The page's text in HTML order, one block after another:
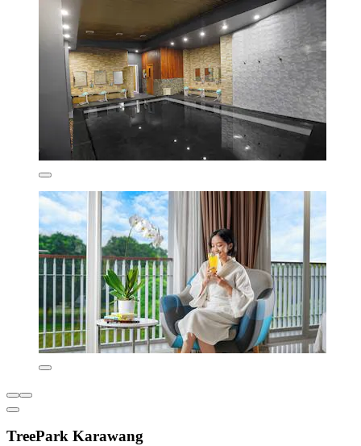
TreePark Karawang